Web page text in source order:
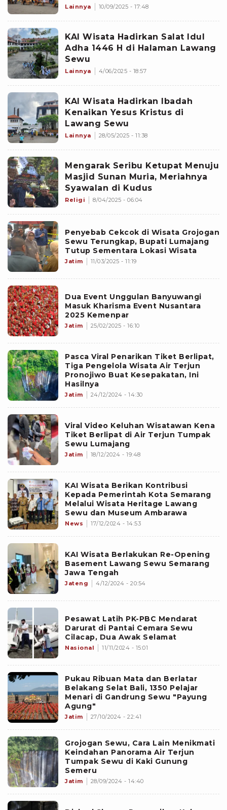
Lainnya 10/09/2025 - 17:48
KAI Wisata Hadirkan Salat Idul
Adha 1446 H di Halaman Lawang
Sewu
Lainnya 4/06/2025 - 18:57
KAI Wisata Hadirkan Ibadah
Kenaikan Yesus Kristus di
Lawang Sewu
Lainnya 28/05/2025 - 11:38
Mengarak Seribu Ketupat Menuju
Masjid Sunan Muria, Meriahnya
Syawalan di Kudus
Religi 8/04/2025 - 06:04
Penyebab Cekcok di Wisata Grojogan
Sewu Terungkap, Bupati Lumajang
Tutup Sementara Lokasi Wisata
Jatim 11/03/2025 - 11:19
Dua Event Unggulan Banyuwangi
Masuk Kharisma Event Nusantara
2025 Kemenpar
Jatim 25/02/2025 - 16:10
Pasca Viral Penarikan Tiket Berlipat,
Tiga Pengelola Wisata Air Terjun
Pronojiwo Buat Kesepakatan, Ini
Hasilnya
Jatim 24/12/2024 - 14:30
Viral Video Keluhan Wisatawan Kena
Tiket Berlipat di Air Terjun Tumpak
Sewu Lumajang
Jatim 18/12/2024 - 19:48
KAI Wisata Berikan Kontribusi
Kepada Pemerintah Kota Semarang
Melalui Wisata Heritage Lawang
Sewu dan Museum Ambarawa
News 17/12/2024 - 14:53
KAI Wisata Berlakukan Re-Opening
Basement Lawang Sewu Semarang
Jawa Tengah
Jateng 4/12/2024 - 20:54
Pesawat Latih PK-PBC Mendarat
Darurat di Pantai Cemara Sewu
Cilacap, Dua Awak Selamat
Nasional 11/11/2024 - 15:01
Pukau Ribuan Mata dan Berlatar
Belakang Selat Bali, 1350 Pelajar
Menari di Gandrung Sewu "Payung
Agung"
Jatim 27/10/2024 - 22:41
Grojogan Sewu, Cara Lain Menikmati
Keindahan Panorama Air Terjun
Tumpak Sewu di Kaki Gunung
Semeru
Jatim 28/09/2024 - 14:40